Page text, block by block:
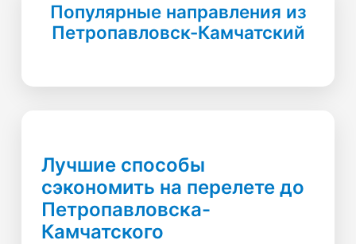
Популярные направления из
Петропавловск-Камчатский
Лучшие способы
сэкономить на перелете до
Петропавловска-
Камчатского